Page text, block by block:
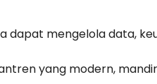
dapat mengelola data,
yang modern,